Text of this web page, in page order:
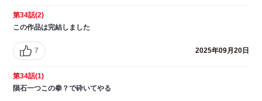
第34話(2)
この作品は完結しました
7 2025年09月20日
第34話(1)
隕石一つこの拳？で砕いてやる